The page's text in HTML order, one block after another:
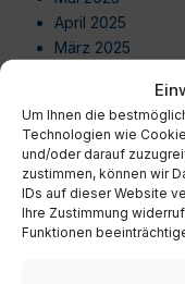
Um Ihnen die
Technologien wie
und/oder darauf
zustimmen, können wir
IDs auf dieser Website
Ihre Zustimmung
Funktionen
April 2025
März 2025
Dezember 2024
November 2024
Oktober 2024
September 2024
August 2024